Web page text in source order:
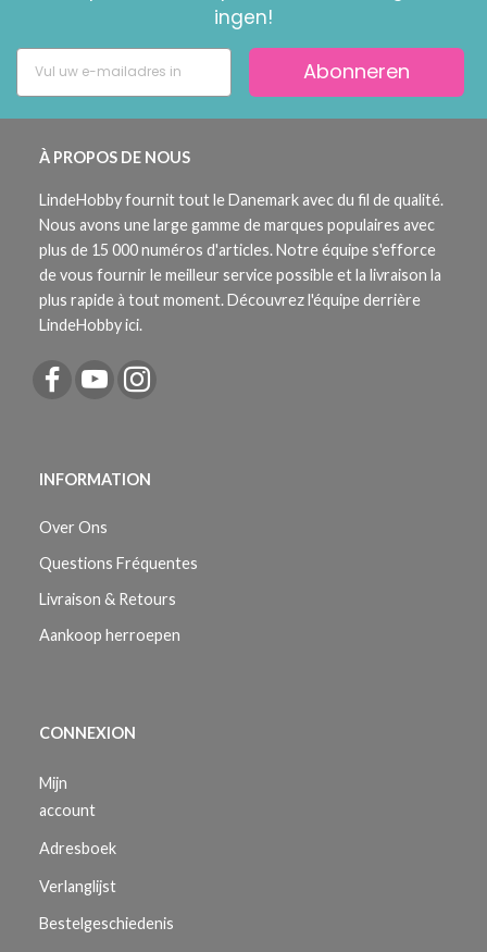
ingen!
Abonneren
À PROPOS DE NOUS
LindeHobby fournit tout le Danemark avec du fil de qualité.
Nous avons une large gamme de marques populaires avec
plus de 15 000 numéros d'articles. Notre équipe s'efforce
de vous fournir le meilleur service possible et la livraison la
plus rapide à tout moment. Découvrez l'équipe derrière
LindeHobby ici.
INFORMATION
Over Ons
Questions Fréquentes
Livraison & Retours
Aankoop herroepen
CONNEXION
Mijn
account
Adresboek
Verlanglijst
Bestelgeschiedenis